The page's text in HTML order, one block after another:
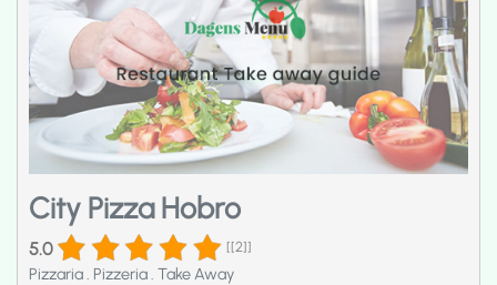
City Pizza Hobro
5.0 [[2]]
Pizzaria. Pizzeria. Take Away